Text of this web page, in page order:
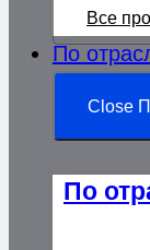
Все
По
Close
По